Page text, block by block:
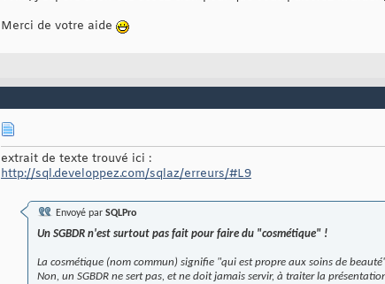
Merci de votre aide
extrait de texte trouvé ici :
http://sql.developpez.com/sqlaz/erreurs/#L9
Envoyé par SQLPro
Un SGBDR n'est surtout pas fait pour faire du "cosmétique" !
La cosmétique (nom commun) signifie "qui est propre aux soins de
Non, un SGBDR ne sert pas, et ne doit jamais servir, à traiter la